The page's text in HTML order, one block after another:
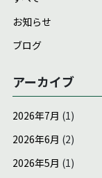
お知らせ
ブログ
アーカイブ
2026年7月 (1)
2026年6月 (2)
2026年5月 (1)